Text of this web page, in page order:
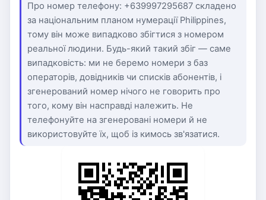
Про номер телефону: +639997295687 складено
за національним планом нумерації Philippines,
тому він може випадково збігтися з номером
реальної людини. Будь-який такий збіг — саме
випадковість: ми не беремо номери з баз
операторів, довідників чи списків абонентів, і
згенерований номер нічого не говорить про
того, кому він насправді належить. Не
телефонуйте на згенеровані номери й не
використовуйте їх, щоб із кимось зв'язатися.